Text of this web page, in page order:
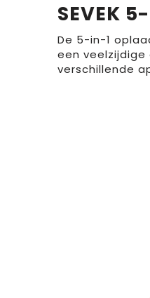
SEVEK
De 5-in-1
een veelzijdige
verschillende